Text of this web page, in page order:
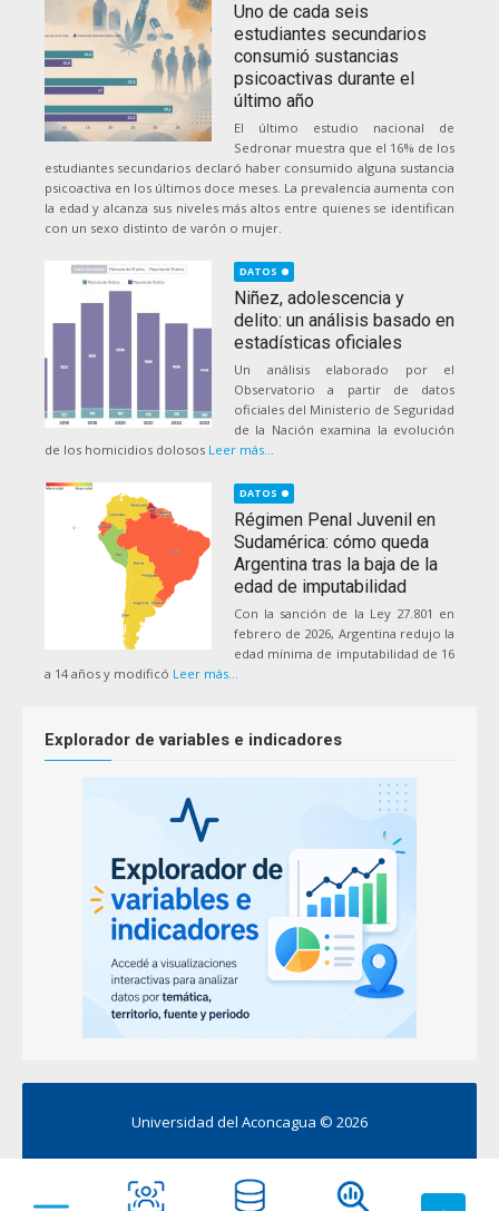
Uno de cada seis
estudiantes secundarios
consumió sustancias
psicoactivas durante el
último año
El último estudio nacional de
Sedronar muestra que el 16% de los
estudiantes secundarios declaró haber consumido alguna sustancia
psicoactiva en los últimos doce meses. La prevalencia aumenta con
la edad y alcanza sus niveles más altos entre quienes se identifican
con un sexo distinto de varón o mujer.
DATOS
Niñez, adolescencia y
delito: un análisis basado en
estadísticas oficiales
Un análisis elaborado por el
Observatorio a partir de datos
oficiales del Ministerio de Seguridad
de la Nación examina la evolución
de los homicidios dolosos Leer más...
DATOS
Régimen Penal Juvenil en
Sudamérica: cómo queda
Argentina tras la baja de la
edad de imputabilidad
Con la sanción de la Ley 27.801 en
febrero de 2026, Argentina redujo la
edad mínima de imputabilidad de 16
a 14 años y modificó Leer más...
Explorador de variables e indicadores
Universidad del Aconcagua © 2026